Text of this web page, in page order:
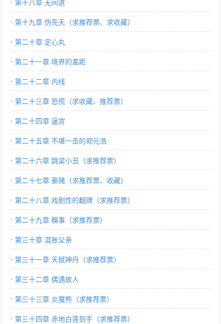
第十八章 无间道
第十九章 伪先天（求推荐票、求收藏）
第二十章 定心丸
第二十一章 境界的差距
第二十二章 内线
第二十三章 恐慌（求收藏、推荐票）
第二十四章 逼宫
第二十五章 不堪一击的郑元浩
第二十六章 跳梁小丑（求推荐票）
第二十七章 豪赌（求推荐票、收藏）
第二十八章 戏剧性的翻牌（求推荐票）
第二十九章 糗事（求推荐票）
第三十章 混账父亲
第三十一章 天赋神丹（求推荐票）
第三十二章 偶遇故人
第三十三章 炎魔熊（求推荐票）
第三十四章 赤地白莲到手（求推荐票）